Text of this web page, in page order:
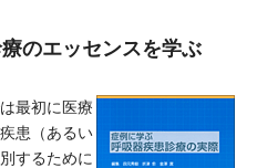
のエッセンスを学ぶ
最初に医療
患（あるい
するために